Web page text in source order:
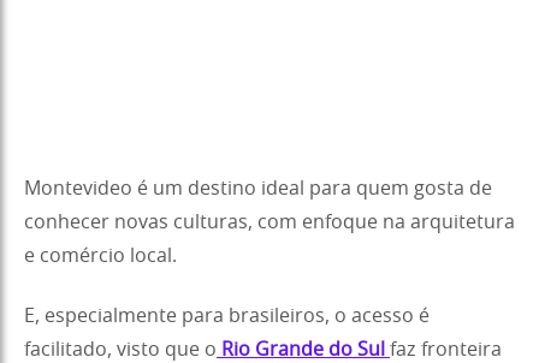
Montevideo é um destino ideal para quem gosta de
conhecer novas culturas, com enfoque na arquitetura
e comércio local.
E, especialmente para brasileiros, o acesso é
facilitado, visto que o Rio Grande do Sul faz fronteira